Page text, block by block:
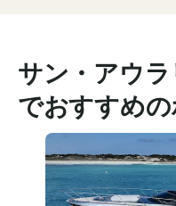
サン・アウ
でおすすめ